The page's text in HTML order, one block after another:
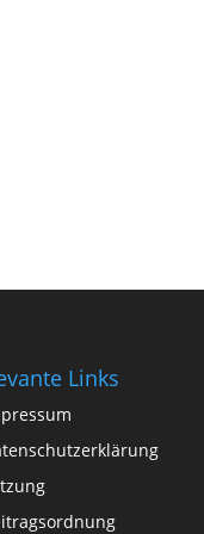
Links